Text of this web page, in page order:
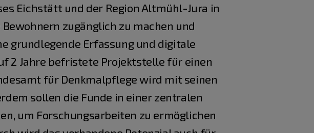
Eichstätt und der Region Altmühl-Jura in
zugänglich zu machen und
grundlegende Erfassung und digitale
2 Jahre befristete Projektstelle für einen
für Denkmalpflege wird mit seinen
sollen die Funde in einer zentralen
um Forschungsarbeiten zu ermöglichen